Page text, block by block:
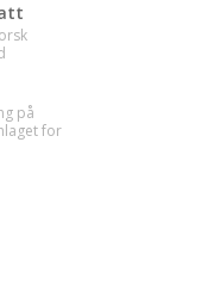
sommer
for
midt-
på
for